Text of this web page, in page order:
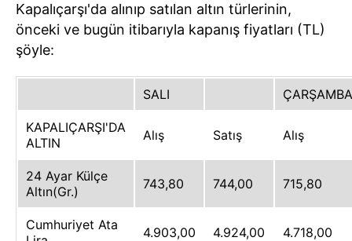
Kapalıçarşı'da alınıp satılan altın türlerinin,
önceki ve bugün itibarıyla kapanış fiyatları (TL)
şöyle:
SALI ÇARŞAMBA
KAPALIÇARŞI'DA
ALTIN
Alış Satış Alış
24 Ayar Külçe
Altın(Gr.)
743,80 744,00 715,80
Cumhuriyet Ata
4.903,00 4.924,00 4.718,00